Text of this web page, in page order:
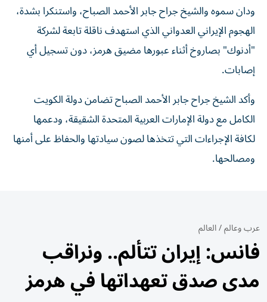
ودان سموه والشيخ جراح جابر الأحمد الصباح، واستنكرا بشدة،
الهجوم الإيراني العدواني الذي استهدف ناقلة تابعة لشركة
"أدنوك" بصاروخ أثناء عبورها مضيق هرمز، دون تسجيل أي
إصابات.
وأكد الشيخ جراح جابر الأحمد الصباح تضامن دولة الكويت
الكامل مع دولة الإمارات العربية المتحدة الشقيقة، ودعمها
لكافة الإجراءات التي تتخذها لصون سيادتها والحفاظ على أمنها
ومصالحها.
عرب وعالم/العالم
فانس: إيران تتألم.. ونراقب
مدى صدق تعهداتها في هرمز